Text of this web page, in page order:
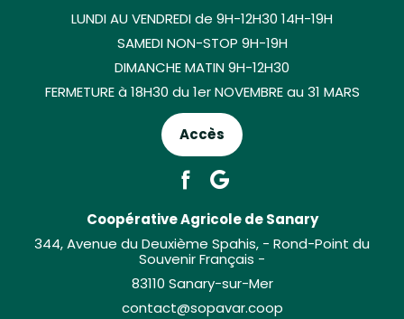
LUNDI AU VENDREDI de 9H-12H30 14H-19H
SAMEDI NON-STOP 9H-19H
DIMANCHE MATIN 9H-12H30
FERMETURE à 18H30 du 1er NOVEMBRE au 31 MARS
Accès
Coopérative Agricole de Sanary
344, Avenue du Deuxième Spahis, - Rond-Point du
Souvenir Français -
83110 Sanary-sur-Mer
contact@sopavar.coop